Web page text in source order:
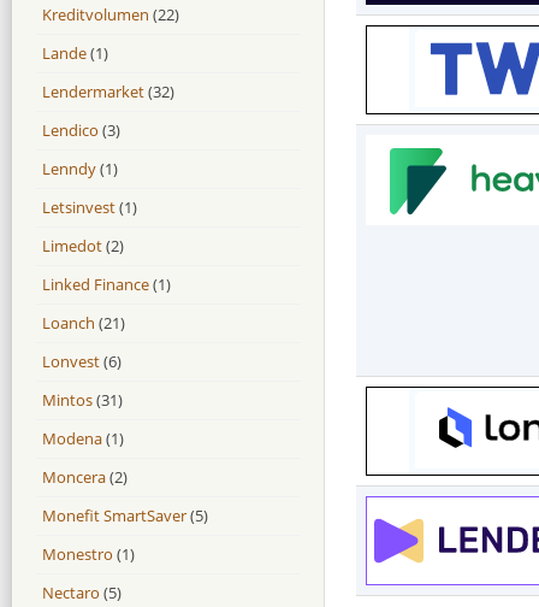
Kreditvolumen (22)
Lande(1)
Lendermarket(32)
Lendico (3)
Lenndy(1)
Letsinvest(1)
Limedot(2)
Linked Finance(1)
Loanch (21)
Lonvest(6)
Mintos(31)
Modena(1)
Moncera(2)
Monefit SmartSaver(5)
Monestro (1)
Nectaro (5)